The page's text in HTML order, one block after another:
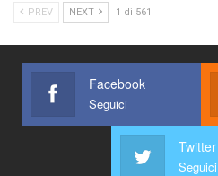
PREV NEXT 1 di 561
Facebook
Seguici
Twitter
Seguici